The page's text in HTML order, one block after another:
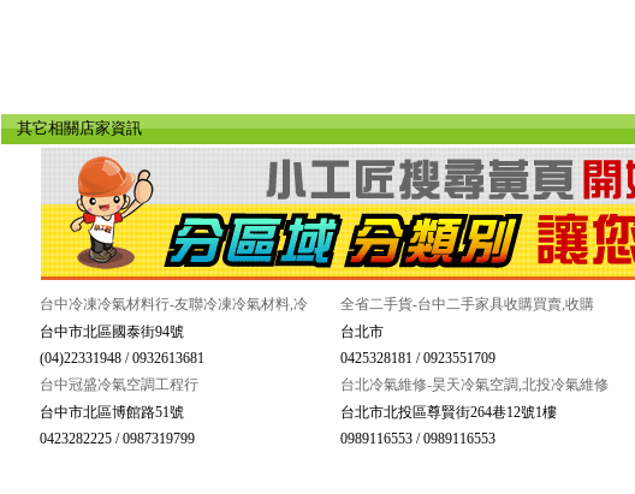
其它相關店家資訊
台中冷凍冷氣材料行-友聯冷凍冷氣材料,冷
台中市北區國泰街94號
(04)22331948 / 0932613681
全省二手貨-台中二手家具收購買賣,收購
台北市
0425328181 / 0923551709
台中冠盛冷氣空調工程行
台中市北區博館路51號
0423282225 / 0987319799
台北冷氣維修-昊天冷氣空調,北投冷氣維修
台北市北投區尊賢街264巷12號1樓
0989116553 / 0989116553